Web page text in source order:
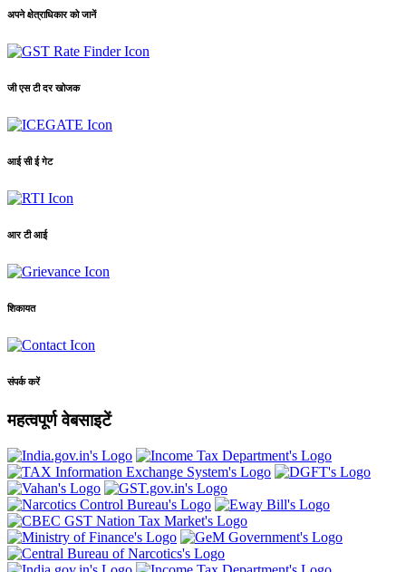
अपने क्षेत्राधिकार को जानें
जी एस टी दर खोजक
आई सी ई गेट
आर टी आई
शिकायत
संपर्क करें
महत्वपूर्ण वेबसाइटें